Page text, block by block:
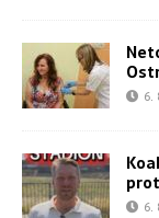
6.
6.